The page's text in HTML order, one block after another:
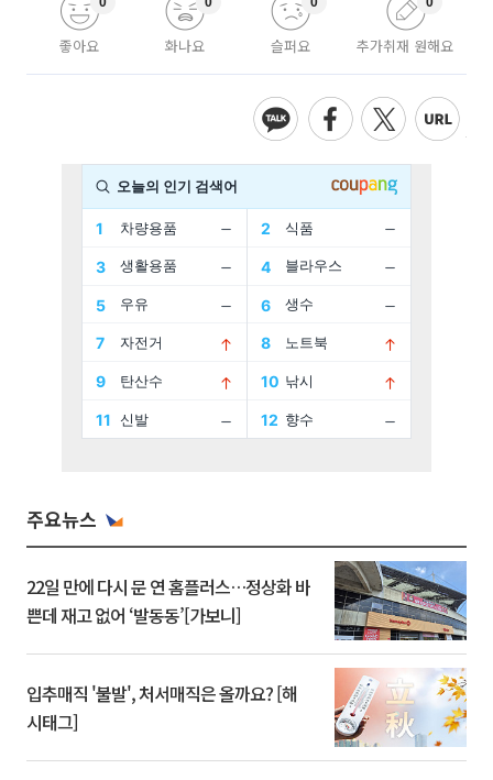
좋아요 화나요 슬퍼요 추가취재 원해요
주요뉴스
22일 만에 다시 문 연 홈플러스…정상화 바
쁜데 재고 없어 ‘발동동’[가보니]
입추매직 '불발', 처서매직은 올까요? [해
시태그]